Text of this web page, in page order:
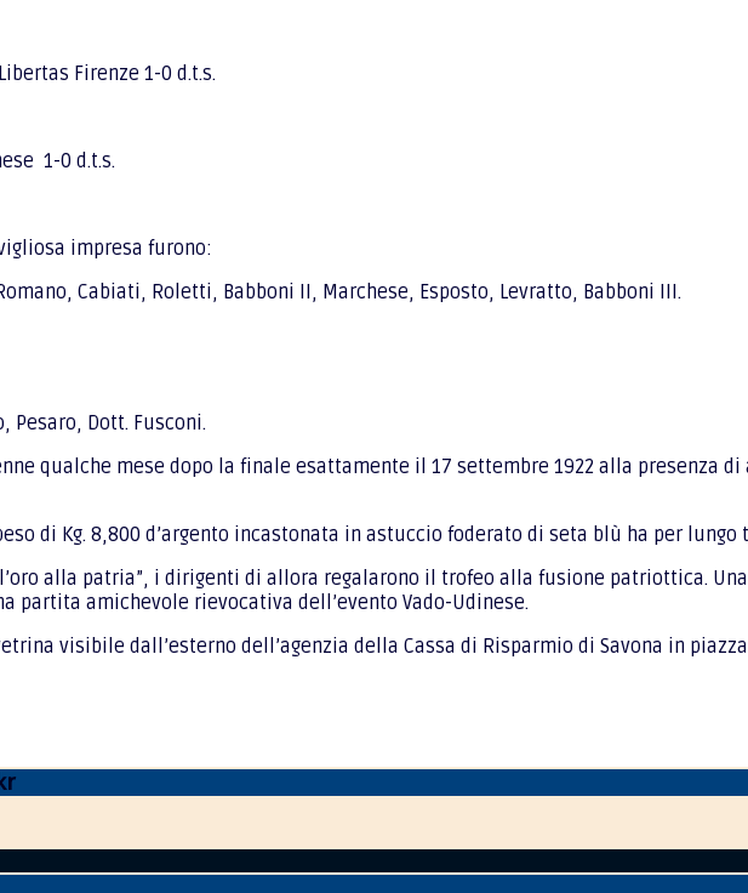
Firenze 1-0 d.t.s.
1-0 d.t.s.
impresa furono:
Cabiati, Roletti, Babboni II, Marchese, Esposto, Levratto, Babboni III.
Pesaro, Dott. Fusconi.
qualche mese dopo la finale esattamente il 17 settembre 1922 alla presenza
di Kg. 8,800 d’argento incastonata in astuccio foderato di seta blù ha per
alla patria”, i dirigenti di allora regalarono il trofeo alla fusione patriottica.
partita amichevole rievocativa dell’evento Vado-Udinese.
visibile dall’esterno dell’agenzia della Cassa di Risparmio di Savona in piazza